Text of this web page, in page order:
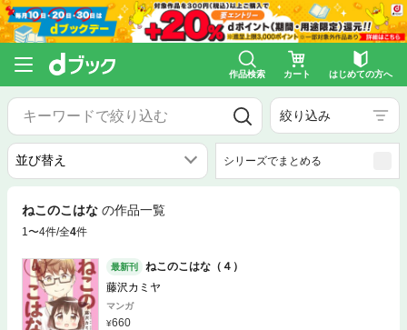
作品検索 カート はじめての方へ
絞り込み
シリーズでまとめる
ねこのこはな の作品一覧
1〜4件/全4件
最新刊
ねこのこはな（４）
藤沢カミヤ
マンガ
660